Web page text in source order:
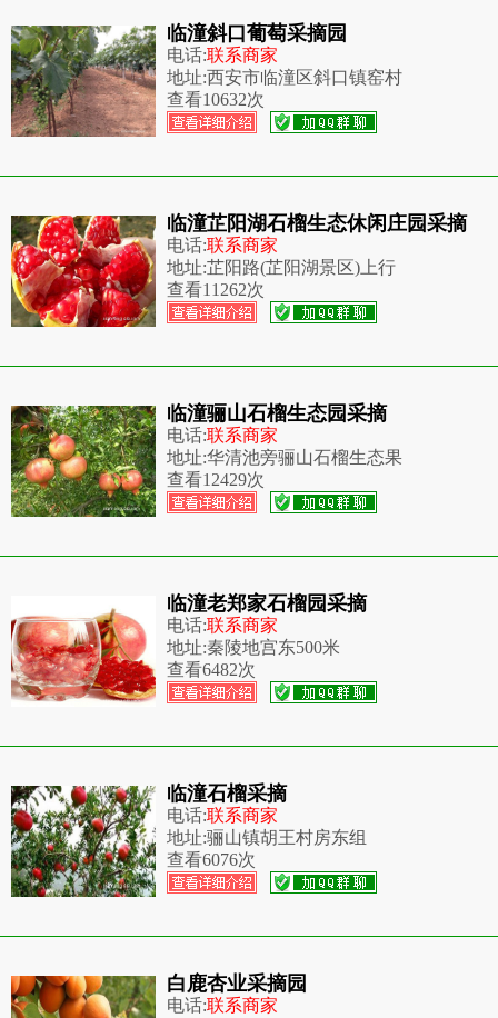
临潼斜口葡萄采摘园
电话:联系商家
地址:西安市临潼区斜口镇窑村
查看10632次
临潼芷阳湖石榴生态休闲庄园采摘
电话:联系商家
地址:芷阳路(芷阳湖景区)上行
查看11262次
临潼骊山石榴生态园采摘
电话:联系商家
地址:华清池旁骊山石榴生态果
查看12429次
临潼老郑家石榴园采摘
电话:联系商家
地址:秦陵地宫东500米
查看6482次
临潼石榴采摘
电话:联系商家
地址:骊山镇胡王村房东组
查看6076次
白鹿杏业采摘园
电话:联系商家